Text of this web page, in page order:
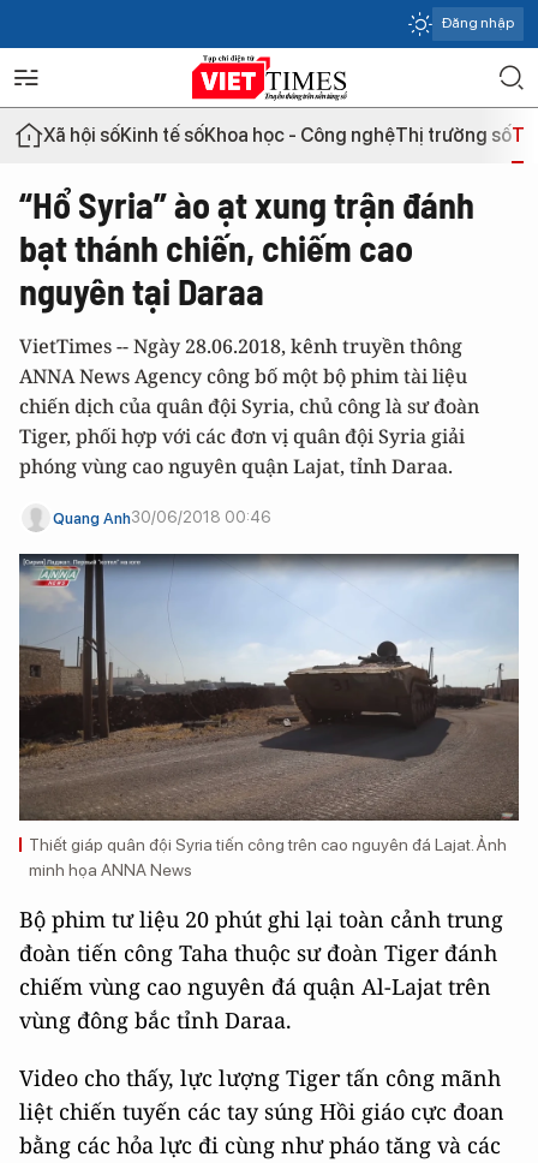
Đăng nhập
Xã hội sốKinh tế sốKhoa học - Công nghệThị trường số
“Hổ Syria” ào ạt xung trận đánh
bạt thánh chiến, chiếm cao
nguyên tại Daraa
VietTimes -- Ngày 28.06.2018, kênh truyền thông
ANNA News Agency công bố một bộ phim tài liệu
chiến dịch của quân đội Syria, chủ công là sư đoàn
Tiger, phối hợp với các đơn vị quân đội Syria giải
phóng vùng cao nguyên quận Lajat, tỉnh Daraa.
Quang Anh30/06/2018 00:46
Thiết giáp quân đội Syria tiến công trên cao nguyên đá Lajat. Ảnh
minh họa ANNA News
Bộ phim tư liệu 20 phút ghi lại toàn cảnh trung
đoàn tiến công Taha thuộc sư đoàn Tiger đánh
chiếm vùng cao nguyên đá quận Al-Lajat trên
vùng đông bắc tỉnh Daraa.
Video cho thấy, lực lượng Tiger tấn công mãnh
liệt chiến tuyến các tay súng Hồi giáo cực đoan
bằng các hỏa lực đi cùng như pháo tăng và các